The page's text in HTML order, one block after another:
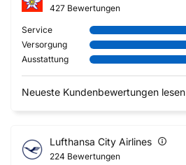
427 Bewertungen
Service
Versorgung
Ausstattung
Neueste Kundenbewertungen lesen
Lufthansa City Airlines
224 Bewertungen